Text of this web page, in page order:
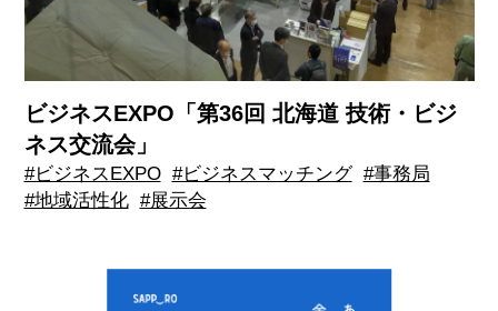
ビジネスEXPO「第36回 北海道 技術・ビジ
ネス交流会」
#ビジネスEXPO #ビジネスマッチング #事務局
#地域活性化 #展示会